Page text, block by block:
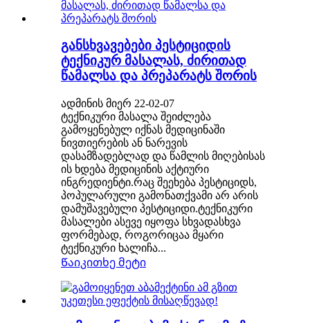
განსხვავებები პესტიციდის
ტექნიკურ მასალას, ძირითად
წამალსა და პრეპარატს შორის
ადმინის მიერ 22-02-07
ტექნიკური მასალა შეიძლება
გამოყენებულ იქნას მედიცინაში
ნივთიერების ან ნარევის
დასამზადებლად და წამლის მიღებისას
ის ხდება მედიცინის აქტიური
ინგრედიენტი.რაც შეეხება პესტიციდს,
პოპულარული გამონათქვამი არ არის
დამუშავებული პესტიციდი.ტექნიკური
მასალები ასევე იყოფა სხვადასხვა
ფორმებად, როგორიცაა მყარი
ტექნიკური ხალიჩა...
Წაიკითხე მეტი